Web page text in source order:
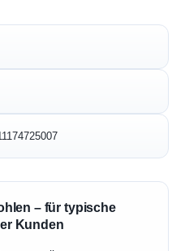
– für typische
Kunden